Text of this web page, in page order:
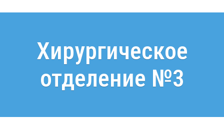
Хирургическое
отделение №3